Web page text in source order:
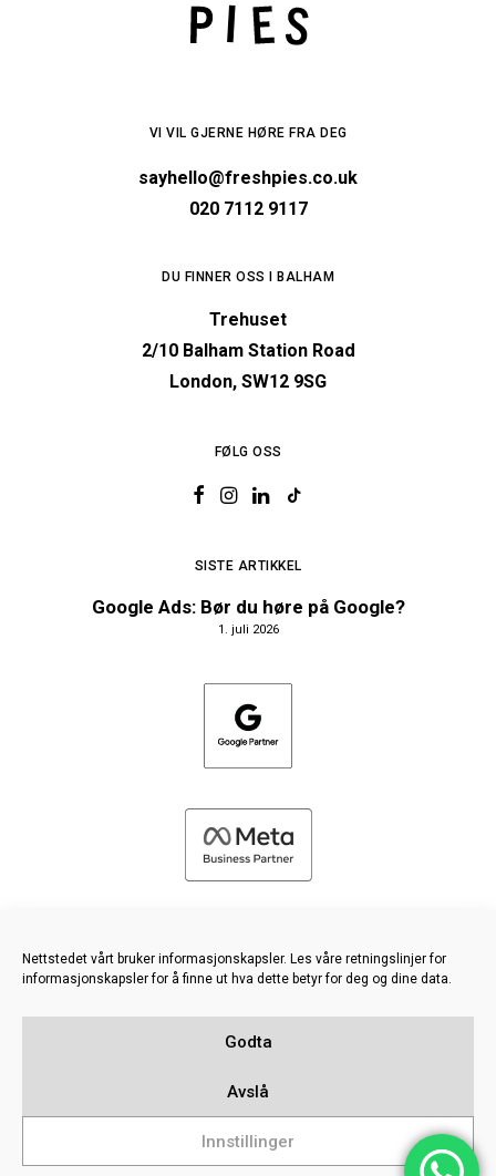
Nettstedet vårt bruker informasjonskapsler. Les våre retningslinjer for
informasjonskapsler for å finne ut hva dette betyr for deg og dine data.
Godta
Avslå
Innstillinger
VI VIL GJERNE HØRE FRA DEG
sayhello@freshpies.co.uk
020 7112 9117
DU FINNER OSS I BALHAM
Trehuset
2/10 Balham Station Road
London, SW12 9SG
FØLG OSS
SISTE ARTIKKEL
Google Ads: Bør du høre på Google?
1. juli 2026
2026 FRESH PIES LTD - ALLE RETTIGHETER FORBEHOLDT
Kunnskapsbase
Sitemap